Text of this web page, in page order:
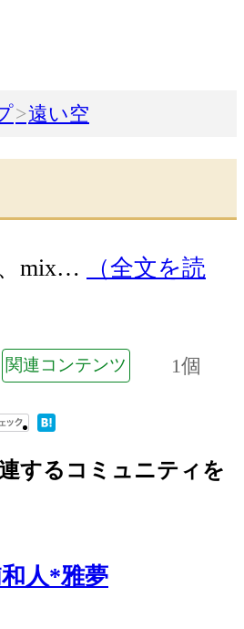
遠い空
mix…
（全文を読
関連コンテンツ 1個
するコミュニティを
人*雅夢